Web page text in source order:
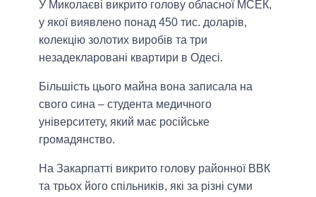
У Миколаєві викрито голову обласної МСЕК,
у якої виявлено понад 450 тис. доларів,
колекцію золотих виробів та три
незадекларовані квартири в Одесі.
Більшість цього майна вона записала на
свого сина – студента медичного
університету, який має російське
громадянство.
На Закарпатті викрито голову районної ВВК
та трьох його спільників, які за різні суми